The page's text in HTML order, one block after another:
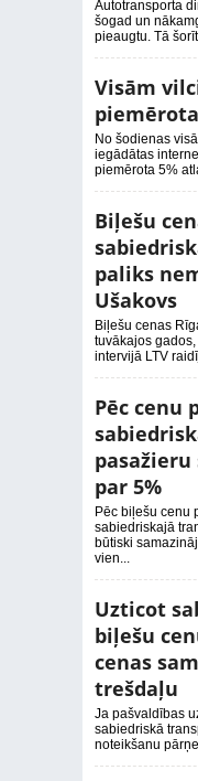
Autotransporta
šogad un
pieaugtu. Tā
Visām
No šodienas
iegādātas
piemērota 5%
Biļešu
paliks
Ušakovs
Biļešu cenas
tuvākajos
intervijā LTV
Pēc cenu
par 5%
Pēc biļešu cenu
sabiedriskajā
būtiski
vien...
Uzticot
biļešu
cenas
trešdaļu
Ja pašvaldības
sabiedriskā
noteikšanu